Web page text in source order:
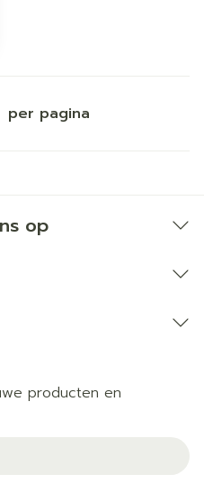
per pagina
op
producten en